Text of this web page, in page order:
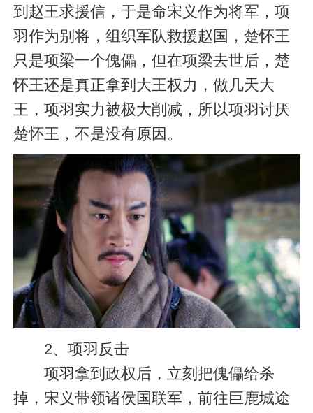
到赵王求援信，于是命宋义作为将军，项
羽作为别将，组织军队救援赵国，楚怀王
只是项梁一个傀儡，但在项梁去世后，楚
怀王还是真正拿到大王权力，做几天大
王，项羽实力被极大削减，所以项羽讨厌
楚怀王，不是没有原因。
2、项羽反击
项羽拿到政权后，立刻把傀儡给杀
掉，宋义带领诸侯国联军，前往巨鹿城途